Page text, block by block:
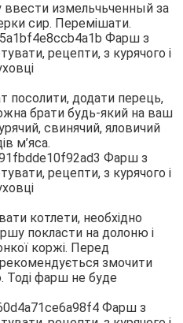
ввести измельчьченный за
сир. Перемішати.
посолити, додати перець,
брати будь-який на ваш
свинячий, яловичий
м’яса.
котлети, необхідно
покласти на долоню і
коржі. Перед
змочити
Тоді фарш не буде